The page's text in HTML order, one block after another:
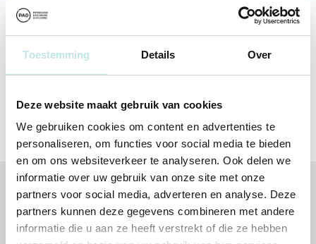
Toestemming Details Over
Deze website maakt gebruik van cookies
We gebruiken cookies om content en advertenties te
personaliseren, om functies voor social media te bieden
en om ons websiteverkeer te analyseren. Ook delen we
informatie over uw gebruik van onze site met onze
partners voor social media, adverteren en analyse. Deze
partners kunnen deze gegevens combineren met andere
informatie die u aan ze heeft verstrekt of die ze hebben
Contactopties
Volg jij ons al?